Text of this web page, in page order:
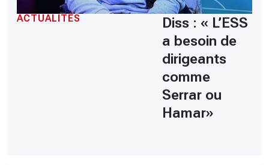
ACTUALITÉS
Diss : « L’ESS
a besoin de
dirigeants
comme
Serrar ou
Hamar»